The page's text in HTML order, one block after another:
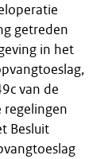
getreden
in het
van de
Besluit